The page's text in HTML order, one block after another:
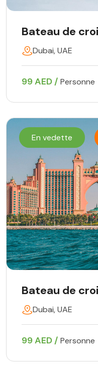
Bateau de
Dubai, UAE
99 AED / Personne
En vedette
Bateau de
Dubai, UAE
99 AED / Personne